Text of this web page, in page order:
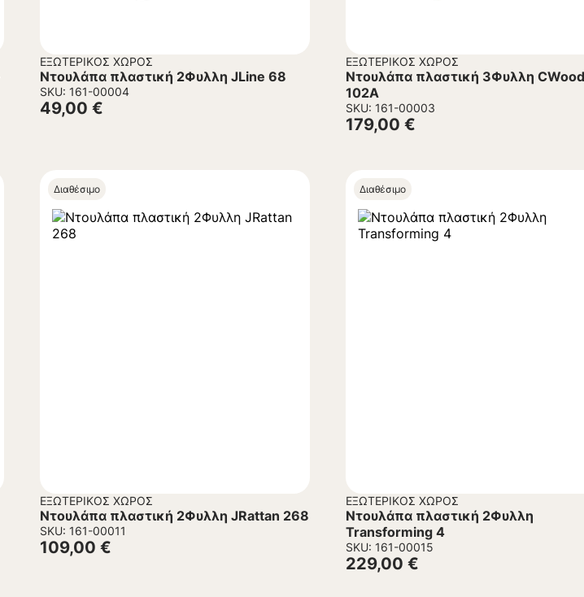
ΕΞΩΤΕΡΙΚΌΣ ΧΏΡΟΣ
Ντουλάπα πλαστική 2Φυλλη JLine 68
SKU: 161-00004
49,00 €
ΕΞΩΤΕΡΙΚΌΣ ΧΏΡΟΣ
Ντουλάπα πλαστική 3Φυλλη CWood
102Α
SKU: 161-00003
179,00 €
Διαθέσιμο
ΕΞΩΤΕΡΙΚΌΣ ΧΏΡΟΣ
Ντουλάπα πλαστική 2Φυλλη JRattan 268
SKU: 161-00011
109,00 €
Διαθέσιμο
ΕΞΩΤΕΡΙΚΌΣ ΧΏΡΟΣ
Ντουλάπα πλαστική 2Φυλλη
Transforming 4
SKU: 161-00015
229,00 €